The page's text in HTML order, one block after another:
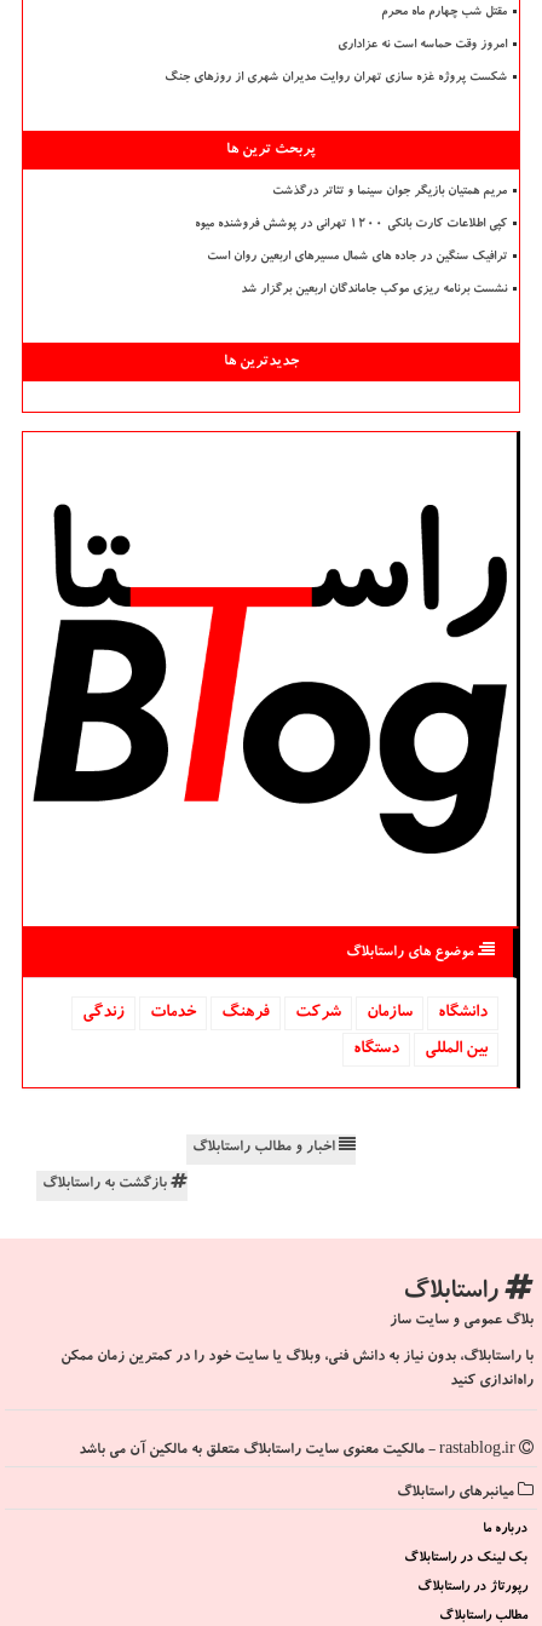
مقتل شب چهارم ماه محرم
امروز وقت حماسه است نه عزاداری
شکست پروژه غزه سازی تهران روایت مدیران شهری از روزهای جنگ
پربحث ترین ها
مریم همتیان بازیگر جوان سینما و تئاتر درگذشت
کپی اطلاعات کارت بانکی ۱۲۰۰ تهرانی در پوشش فروشنده میوه
ترافیک سنگین در جاده های شمال مسیرهای اربعین روان است
نشست برنامه ریزی موکب جاماندگان اربعین برگزار شد
جدیدترین ها
موضوع های راستابلاگ
دانشگاه‌ سازمان شركت فرهنگ خدمات
زندگی
بین المللی
دستگاه
اخبار و مطالب راستابلاگ
بازگشت به راستابلاگ
راستابلاگ
بلاگ عمومی و سایت ساز
با راستابلاگ، بدون نیاز به دانش فنی، وبلاگ یا سایت خود را در کمترین زمان ممکن
راه‌اندازی کنید
میانبرهای راستابلاگ
درباره ما
بک لینک در راستابلاگ
رپورتاژ در راستابلاگ
مطالب راستابلاگ